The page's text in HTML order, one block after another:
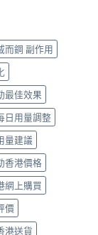
而鋼 副作用
最佳效果
日用量調整
量建議
香港價格
網上購買
價
港送貨